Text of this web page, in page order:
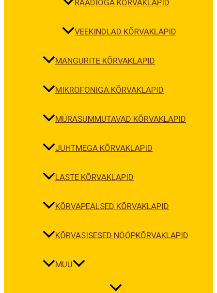
RAADIOGA KÕRVAKLAPID
VEEKINDLAD KÕRVAKLAPID
MÄNGURITE KÕRVAKLAPID
MIKROFONIGA KÕRVAKLAPID
MÜRASUMMUTAVAD KÕRVAKLAPID
JUHTMEGA KÕRVAKLAPID
LASTE KÕRVAKLAPID
KÕRVAPEALSED KÕRVAKLAPID
KÕRVASISESED NÖÖPKÕRVAKLAPID
MUU